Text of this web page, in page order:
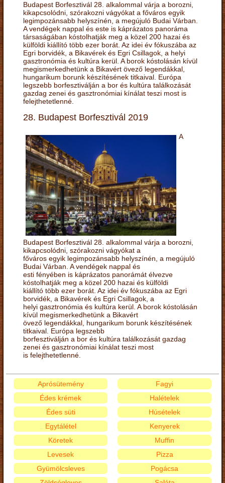
Budapest Borfesztivál 28. alkalommal várja a borozni,
kikapcsolódni, szórakozni vágyókat a főváros egyik
legimpozánsabb helyszínén, a megújuló Budai Várban.
A vendégek nappal és este is káprázatos panoráma
társaságában kóstolhatják meg a közel 200 hazai és
külföldi kiállító több ezer borát. Az idei év fókuszába az
Egri borvidék, a Bikavérek és Egri Csillagok, a helyi
gasztronómia és kultúra kerül. A borok kóstolásán kívül
megismerkedhetünk a Bikavért övező legendákkal,
hungarikum borunk készítésének titkaival. Európa
legszebb borfesztiválján a bor és kultúra találkozását
gazdag zenei és gasztronómiai kínálat teszi most is
felejthetetlenné.
28. Budapest Borfesztivál 2019
A
Budapest Borfesztivál 28. alkalommal várja a borozni,
kikapcsolódni, szórakozni vágyókat a
főváros egyik legimpozánsabb helyszínén, a megújuló
Budai Várban. A vendégek nappal és
esti fényében is káprázatos panorámát élvezve
kóstolhatják meg a közel 200 hazai és külföldi
kiállító több ezer borát. Az idei év fókuszába az Egri
borvidék, a Bikavérek és Egri Csillagok, a
helyi gasztronómia és kultúra kerül. A borok kóstolásán
kívül megismerkedhetünk a Bikavért
övező legendákkal, hungarikum borunk készítésének
titkaival. Európa legszebb
borfesztiválján a bor és kultúra találkozását gazdag
zenei és gasztronómiai kínálat teszi most
is felejthetetlenné.
Aprósütemény
Édes krémek
Édes süti
Egytálétel
Fagyi
Halételek
Húsételek
Kenyerek
Köretek
Levesek
Gyümölcsleves
Muffin
Pizza
Pogácsa